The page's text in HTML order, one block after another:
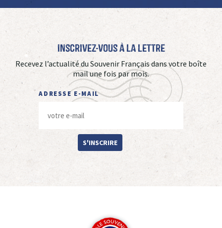
Inscrivez-vous à La Lettre
Recevez l’actualité du Souvenir Français dans votre boîte
mail une fois par mois.
ADRESSE E-MAIL
S'INSCRIRE